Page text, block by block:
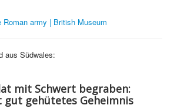
Roman army | British Museum
aus Südwales:
mit Schwert begraben:
gehütetes Geheimnis